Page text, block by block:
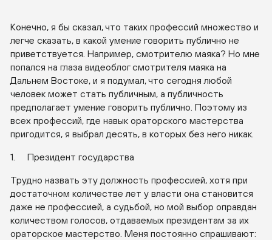
Конечно, я бы сказал, что таких профессий множество и
легче сказать, в какой умение говорить публично не
приветствуется. Например, смотрителю маяка? Но мне
попался на глаза видеоблог смотрителя маяка на
Дальнем Востоке, и я подумал, что сегодня любой
человек может стать публичным, а публичность
предполагает умение говорить публично. Поэтому из
всех профессий, где навык ораторского мастерства
пригодится, я выбрал десять, в которых без него никак.
1. Президент государства
Трудно назвать эту должность профессией, хотя при
достаточном количестве лет у власти она становится
даже не профессией, а судьбой, но мой выбор оправдан
количеством голосов, отдаваемых президентам за их
ораторское мастерство. Меня постоянно спрашивают: